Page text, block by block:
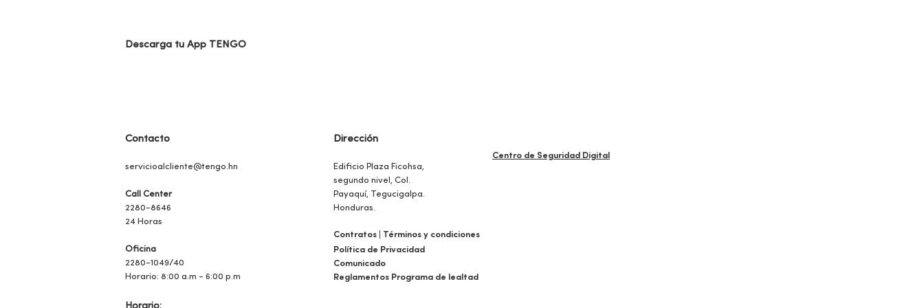
Descarga tu App TENGO
Contacto
servicioalcliente@tengo.hn
Call Center
2280-8646
24 Horas
Oficina
2280-1049/40
Horario: 8:00 a.m - 6:00 p.m
Dirección
Edificio Plaza Ficohsa,
segundo nivel, Col.
Payaquí, Tegucigalpa.
Honduras.
Centro de Seguridad Digital
Contratos | Términos y condiciones
Política de Privacidad
​Comunicado
​Reglamentos Programa de lealtad